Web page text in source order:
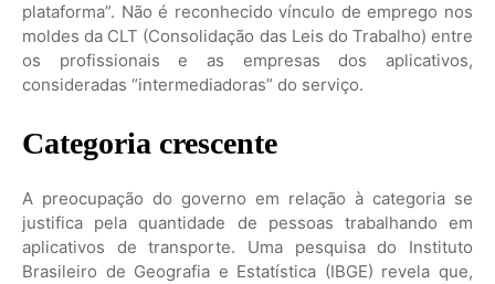
plataforma”. Não é reconhecido vínculo de emprego nos
moldes da CLT (Consolidação das Leis do Trabalho) entre
os profissionais e as empresas dos aplicativos,
consideradas “intermediadoras” do serviço.
Categoria crescente
A preocupação do governo em relação à categoria se
justifica pela quantidade de pessoas trabalhando em
aplicativos de transporte. Uma pesquisa do Instituto
Brasileiro de Geografia e Estatística (IBGE) revela que,